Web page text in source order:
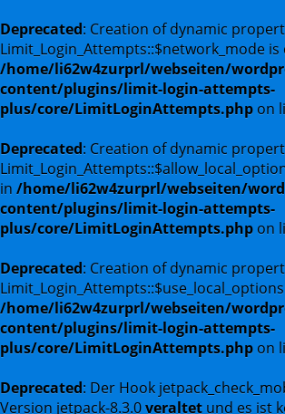
Deprecated: Creation of dynamic
Limit_Login_Attempts::$network_mode
/home/li62w4zurprl/webseiten/
content/plugins/limit-login-attempts-
plus/core/LimitLoginAttempts.php on
Deprecated: Creation of dynamic
in /home/li62w4zurprl/webseiten/
content/plugins/limit-login-attempts-
plus/core/LimitLoginAttempts.php on
Deprecated: Creation of dynamic
/home/li62w4zurprl/webseiten/
content/plugins/limit-login-attempts-
plus/core/LimitLoginAttempts.php on
Deprecated: Der Hook
Version jetpack-8.3.0veraltet und es ist